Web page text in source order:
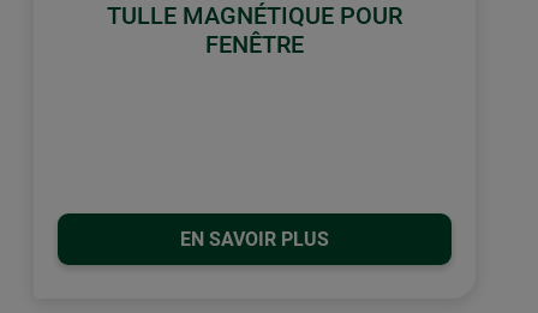
TULLE MAGNÉTIQUE POUR
FENÊTRE
EN SAVOIR PLUS